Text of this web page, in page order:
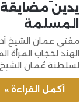
يدين مضايقة
المسلمة
مفتي عمان الشيخ
الهند لحجاب المرأة
لسلطنة عُمان
أكمل القراءة »